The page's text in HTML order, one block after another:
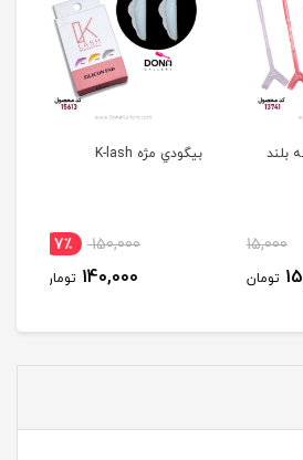
15,000
تومان
بيگودي مژه K-lash
150,000 7٪
140,000 تومان